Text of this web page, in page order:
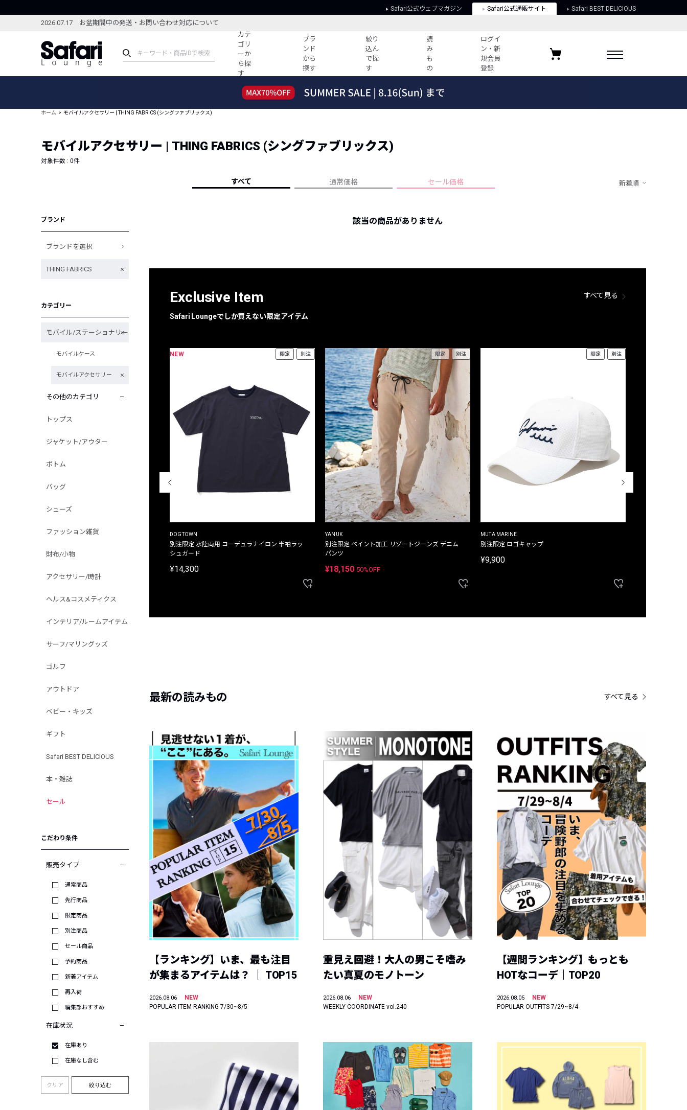
Safari公式ウェブマガジン Safari公式通販サイト Safari BEST DELICIOUS
2026.07.17 お盆期間中の発送・お問い合わせ対応について
カテ
ゴリ
ーか
ら探
す
ブラ
ンド
から
探す
絞り
込ん
で探
す
読
み
も
の
ログイ
ン・新
規会員
登録
ブランドから探す
新着アイテム
編集部のおすすめアイテム
特集記事
コーディネート
すべての記事
ーデ紹介
HOTなコーデ TOP20
人気記事ランキング
フォーカスブランド
プライバシーポリシー
お気に入りブランド
ホーム モバイルアクセサリー | THING FABRICS (シングファブリックス)
モバイルアクセサリー | THING FABRICS (シングファブリックス)
対象件数 : 0件
すべて 通常価格 セール価格 新着順
ブランド
ブランドを選択
THING FABRICS
カテゴリー
モバイル/ステーショナリー
モバイルケース
モバイルアクセサリー
その他のカテゴリ
トップス
ジャケット/アウター
ボトム
バッグ
シューズ
ファッション雑貨
財布/小物
アクセサリー/時計
ヘルス&コスメティクス
インテリア/ルームアイテム
サーフ/マリングッズ
ゴルフ
アウトドア
ベビー・キッズ
ギフト
Safari BEST DELICIOUS
本・雑誌
セール
こだわり条件
販売タイプ
通常商品
先行商品
限定商品
別注商品
セール商品
予約商品
新着アイテム
再入荷
編集部おすすめ
在庫状況
在庫あり
在庫なし含む
クリア 絞り込む
該当の商品がありません
Exclusive Item
Safari Loungeでしか買えない限定アイテム
すべて見る
THE DUFFER OF ST.GEORGE
プリントTシャツ
NEW 限定 別注
DOGTOWN
別注限定 水陸両用 コーデュラナイロン 半袖ラッ
シュガード
¥14,300
限定 別注
YANUK
別注限定 ペイント加工 リゾートジーンズ デニム
パンツ
¥18,150 50%OFF
限定 別注
MUTA MARINE
別注限定 ロゴキャップ
¥9,900
最新の読みもの すべて見る
【ランキング】いま、最も注目
が集まるアイテムは？ ｜ TOP15
2026.08.06
NEW
POPULAR ITEM RANKING 7/30~8/5
重見え回避！大人の男こそ嗜み
たい真夏のモノトーン
2026.08.06
NEW
WEEKLY COORDINATE vol.240
【週間ランキング】もっとも
HOTなコーデ｜TOP20
2026.08.05
NEW
POPULAR OUTFITS 7/29~8/4